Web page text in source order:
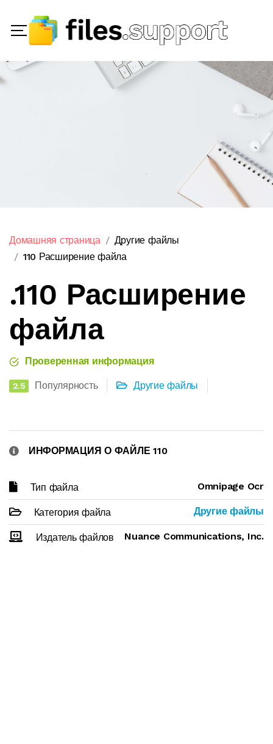
Домашняя страница
Другие файлы
110 Расширение файла
.110 Расширение
файла
Проверенная информация
2.5 Популярность Другие файлы
ИНФОРМАЦИЯ О ФАЙЛЕ 110
Тип файла Omnipage Ocr
Категория файла Другие файлы
Издатель файлов Nuance Communications, Inc.